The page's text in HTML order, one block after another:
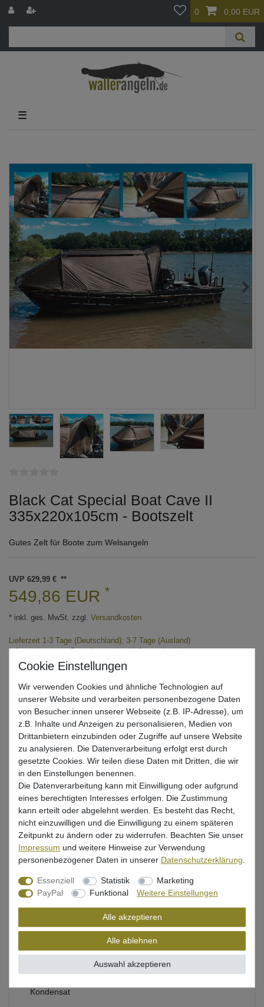
0 0,00 EUR
☰
Black Cat Special Boat Cave II
335x220x105cm - Bootszelt
Gutes Zelt für Boote zum Welsangeln
UVP 629,99 €
549,86 EUR *
* inkl. ges. MwSt. zzgl. Versandkosten
Lieferzeit 1-3 Tage (Deutschland); 3-7 Tage (Ausland)
Informationen zur Berechnung des Liefertermins hier
In den Warenkorb
Wunschliste
Beschreibung
Bewertung
Produktsicherheit
Bootszelt von Black Cat für Angelboote zum
Wallerangeln & Karpfenangeln
Länge: 335cm, Breite: 220cm, Höhe: 105cm, Gewicht:
Kondensat
Wir verwenden Cookies und ähnliche Technologien auf
unserer Website und verarbeiten personenbezogene Daten
von Besucher:innen unserer Webseite (z.B. IP-Adresse), um
z.B. Inhalte und Anzeigen zu personalisieren, Medien von
Drittanbietern einzubinden oder Zugriffe auf unsere Website
zu analysieren. Die Datenverarbeitung erfolgt erst durch
gesetzte Cookies. Wir teilen diese Daten mit Dritten, die wir
in den Einstellungen benennen.
Die Datenverarbeitung kann mit Einwilligung oder aufgrund
eines berechtigten Interesses erfolgen. Die Zustimmung
kann erteilt oder abgelehnt werden. Es besteht das Recht,
nicht einzuwilligen und die Einwilligung zu einem späteren
Zeitpunkt zu ändern oder zu widerrufen. Beachten Sie unser
Impressum und weitere Hinweise zur Verwendung
personenbezogener Daten in unserer Daten­schutz­erklärung.
Essenziell Statistik
Marketing
PayPal
Funktional Weitere Einstellungen
Alle akzeptieren
Alle ablehnen
Auswahl akzeptieren